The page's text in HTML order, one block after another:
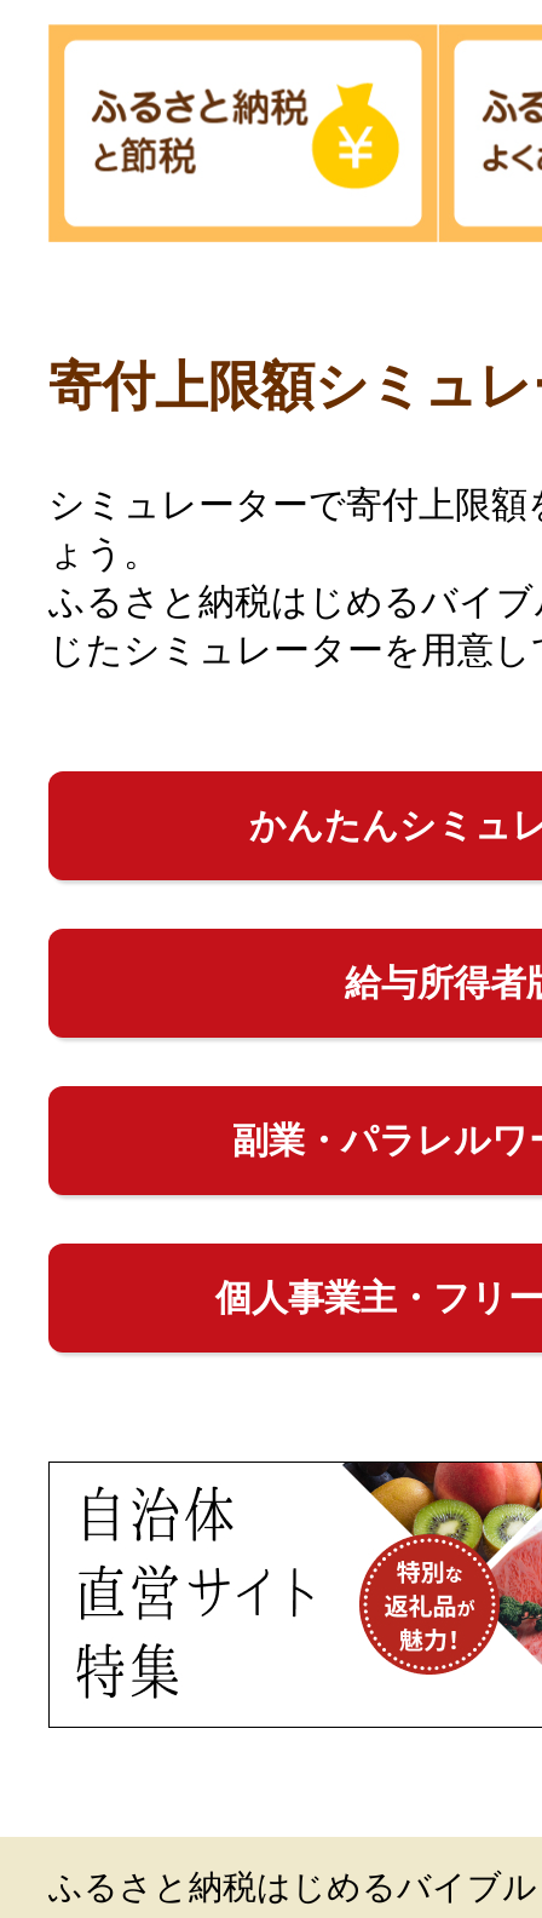
寄付上限額シミュ
シミュレーターで寄付上限
ょう。
ふるさと納税はじめるバイ
じたシミュレーターを用意
かんたんシミュ
給与所得者
副業・パラレルワ
個人事業主・フリ
ふるさと納税はじめるバイブル